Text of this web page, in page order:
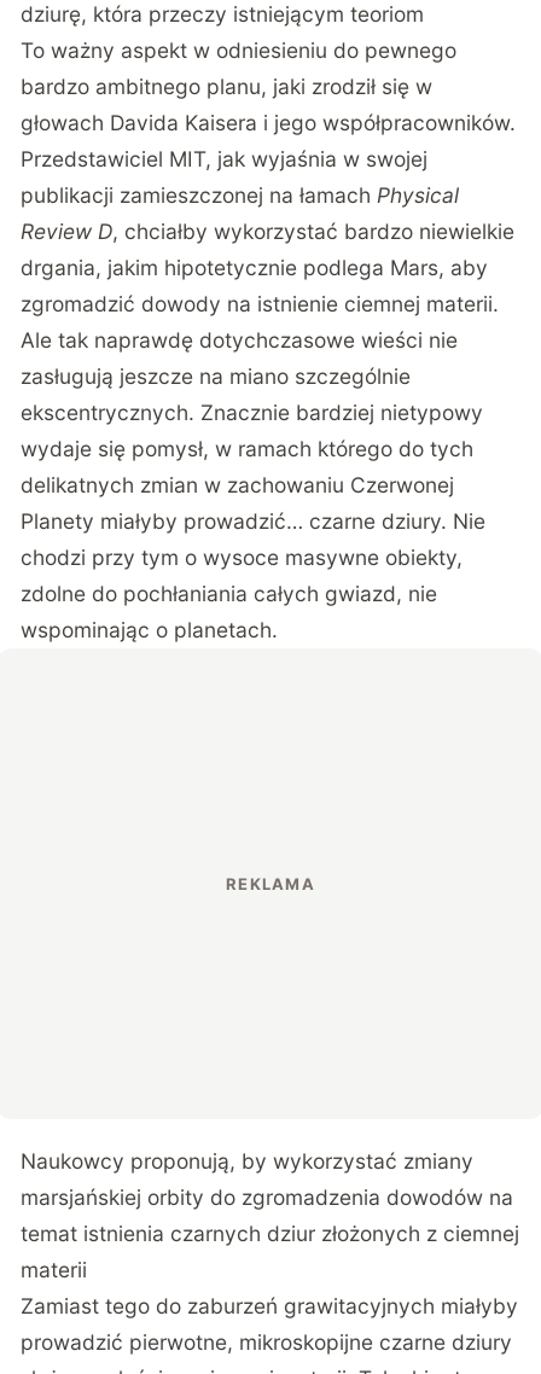
dziurę, która przeczy istniejącym teoriom
To ważny aspekt w odniesieniu do pewnego
bardzo ambitnego planu, jaki zrodził się w
głowach Davida Kaisera i jego współpracowników.
Przedstawiciel MIT, jak wyjaśnia w swojej
publikacji zamieszczonej na łamach Physical
Review D, chciałby wykorzystać bardzo niewielkie
drgania, jakim hipotetycznie podlega Mars, aby
zgromadzić dowody na istnienie ciemnej materii.
Ale tak naprawdę dotychczasowe wieści nie
zasługują jeszcze na miano szczególnie
ekscentrycznych. Znacznie bardziej nietypowy
wydaje się pomysł, w ramach którego do tych
delikatnych zmian w zachowaniu Czerwonej
Planety miałyby prowadzić… czarne dziury. Nie
chodzi przy tym o wysoce masywne obiekty,
zdolne do pochłaniania całych gwiazd, nie
wspominając o planetach.
Naukowcy proponują, by wykorzystać zmiany
marsjańskiej orbity do zgromadzenia dowodów na
temat istnienia czarnych dziur złożonych z ciemnej
materii
Zamiast tego do zaburzeń grawitacyjnych miałyby
prowadzić pierwotne, mikroskopijne czarne dziury